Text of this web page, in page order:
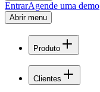
EntrarAgende uma demo
Abrir menu
Produto
Clientes